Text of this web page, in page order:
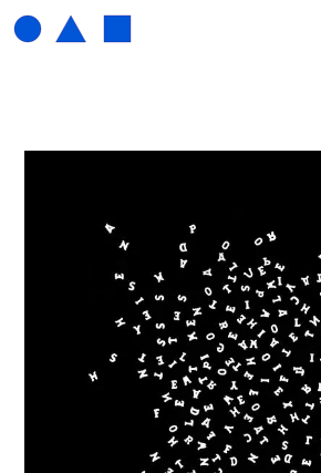
CATALOGUE DES
01_SCULPTURE
03_COLLAGES
04_DESSINS
05_MONOTYPE